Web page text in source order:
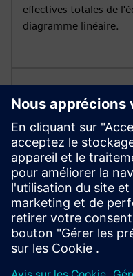
effectives totales de
diagramme linéaire.
Évaluation
Utilisez les fonctions
gérer un ou plusieurs
période d'observation
génération
ou plusieurs